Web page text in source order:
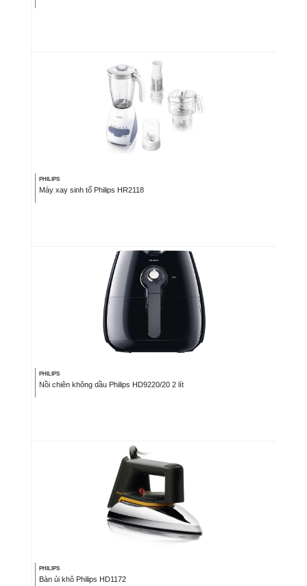
PHILIPS
Máy xay sinh tố Philips HR2118
PHILIPS
Nồi chiên không dầu Philips HD9220/20 2 lít
PHILIPS
Bàn ủi khô Philips HD1172